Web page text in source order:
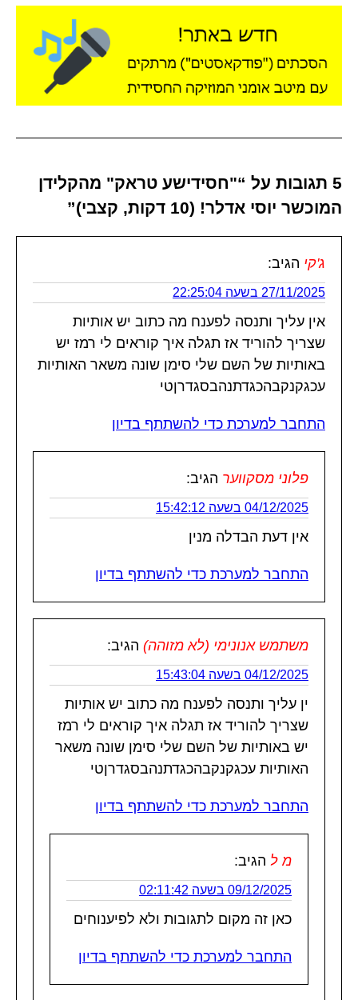
5 תגובות על “"חסידישע טראק" מהקלידן
המוכשר יוסי אדלר! (10 דקות, קצבי)”
ג'קי הגיב:
27/11/2025 בשעה 22:25:04
אין עליך ותנסה לפענח מה כתוב יש אותיות
שצריך להוריד אז תגלה איך קוראים לי רמז יש
באותיות של השם שלי סימן שונה משאר האותיות
עכגקנקבהכגדתנהבסגדרןטי
התחבר למערכת כדי להשתתף בדיון
פלוני מסקווער הגיב:
04/12/2025 בשעה 15:42:12
אין דעת הבדלה מנין
התחבר למערכת כדי להשתתף בדיון
משתמש אנונימי (לא מזוהה) הגיב:
04/12/2025 בשעה 15:43:04
ין עליך ותנסה לפענח מה כתוב יש אותיות
שצריך להוריד אז תגלה איך קוראים לי רמז
יש באותיות של השם שלי סימן שונה משאר
האותיות עכגקנקבהכגדתנהבסגדרןטי
התחבר למערכת כדי להשתתף בדיון
מ ל הגיב:
09/12/2025 בשעה 02:11:42
כאן זה מקום לתגובות ולא לפיענוחים
התחבר למערכת כדי להשתתף בדיון